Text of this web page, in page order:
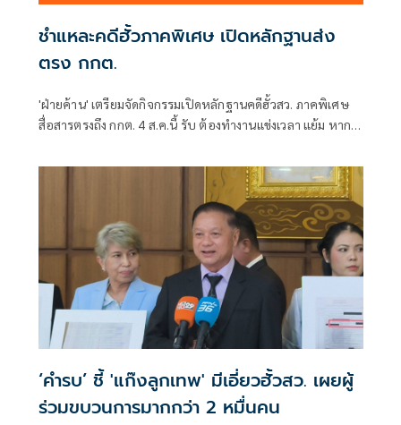
ชำแหละคดีฮั้วภาคพิเศษ เปิดหลักฐานส่ง
ตรง กกต.
'ฝ่ายค้าน' เตรียมจัดกิจกรรมเปิดหลักฐานคดีฮั้วสว. ภาคพิเศษ
สื่อสารตรงถึง กกต. 4 ส.ค.นี้ รับ ต้องทำงานแข่งเวลา แย้ม หาก
การปฏิบัติหน้าที่หรือไม่
‘คำรบ’ ชี้ 'แก๊งลูกเทพ' มีเอี่ยวฮั้วสว. เผยผู้
ร่วมขบวนการมากกว่า 2 หมื่นคน